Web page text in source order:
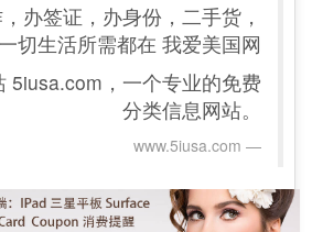
办签证，办身份，二手货，
切生活所需都在 我爱美国网
5iusa.com，一个专业的免费
分类信息网站。
www.5iusa.com‎